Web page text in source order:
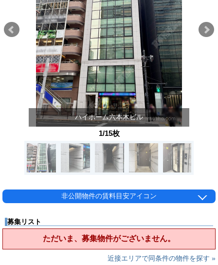
ハイホーム六本木ビル
1/15枚
非公開物件の賃料目安アイコン
募集リスト
ただいま、募集物件がございません。
近接エリアで同条件の物件を探す »